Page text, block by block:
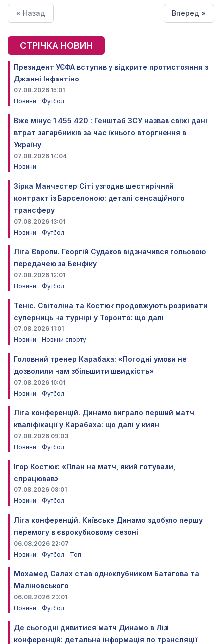
« Назад Вперед »
СТРІЧКА НОВИН
Президент УЄФА вступив у відкрите протистояння з
Джанні Інфантіно
07.08.2026 15:01
Новини
Футбол
Вже мінус 1 455 420 : Генштаб ЗСУ назвав свіжі дані
втрат загарбників за час їхнього вторгнення в
Україну
07.08.2026 14:04
Новини
Зірка Манчестер Сіті узгодив шестирічний
контракт із Барселоною: деталі сенсаційного
трансферу
07.08.2026 13:01
Новини
Футбол
Ліга Європи. Георгій Судаков відзначився гольовою
передачею за Бенфіку
07.08.2026 12:01
Новини
Футбол
Теніс. Світоліна та Костюк продовжують розривати
суперниць на турнірі у Торонто: що далі
07.08.2026 11:01
Новини
Новини спорту
Головний тренер Карабаха: «Погодні умови не
дозволили нам збільшити швидкість»
07.08.2026 10:01
Новини
Футбол
Ліга конференцій. Динамо виграло перший матч
кваліфікації у Карабаха: що далі у киян
07.08.2026 09:03
Новини
Футбол
Ігор Костюк: «План на матч, який готували,
спрацював»
07.08.2026 08:01
Новини
Футбол
Ліга конференцій. Київське Динамо здобуло першу
перемогу в єврокубковому сезоні
06.08.2026 22:07
Новини
Футбол Топ
Мохамед Салах став одноклубником Батагова та
Маліновського
06.08.2026 20:01
Новини
Футбол
Де сьогодні дивитися матч Динамо в Лізі
конференцій: детальна інформація по трансляції